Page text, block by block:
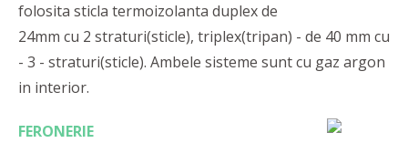
folosita sticla termoizolanta duplex de
24mm cu 2 straturi(sticle), triplex(tripan) - de 40 mm cu
- 3 - straturi(sticle). Ambele sisteme sunt cu gaz argon
in interior.
FERONERIE